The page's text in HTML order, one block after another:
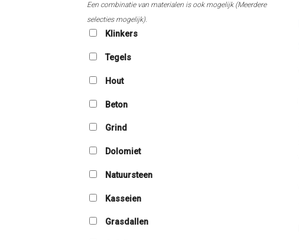
Een combinatie van materialen is ook mogelijk (Meerdere
selecties mogelijk).
Klinkers
Tegels
Hout
Beton
Grind
Dolomiet
Natuursteen
Kasseien
Grasdallen